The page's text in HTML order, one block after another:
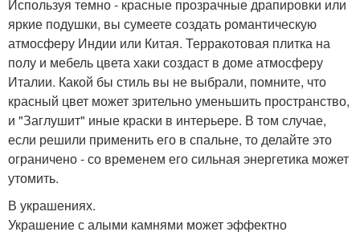
Используя темно - красные прозрачные драпировки или
яркие подушки, вы сумеете создать романтическую
атмосферу Индии или Китая. Терракотовая плитка на
полу и мебель цвета хаки создаст в доме атмосферу
Италии. Какой бы стиль вы не выбрали, помните, что
красный цвет может зрительно уменьшить пространство,
и "Заглушит" иные краски в интерьере. В том случае,
если решили применить его в спальне, то делайте это
ограничено - со временем его сильная энергетика может
утомить.
В украшениях.
Украшение с алыми камнями может эффектно